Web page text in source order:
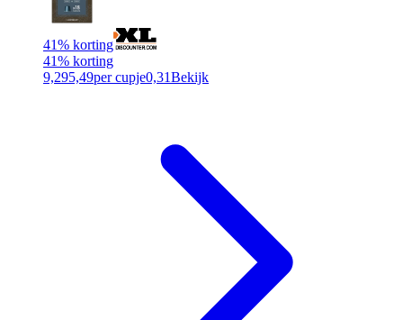
41% korting
41% korting
9,295,49per cupje0,31Bekijk